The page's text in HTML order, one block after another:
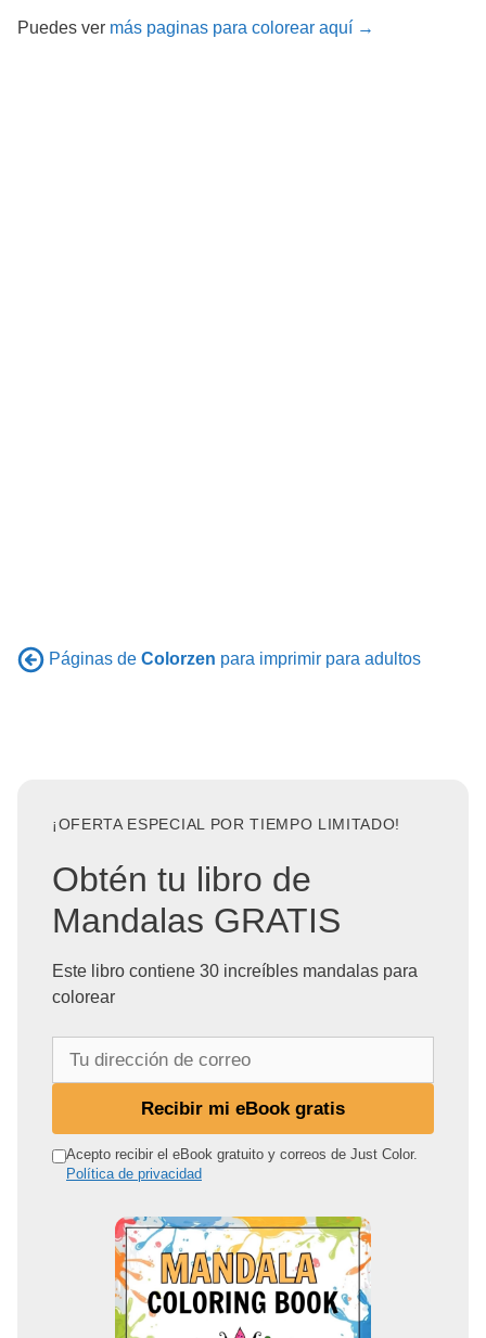
Puedes ver más paginas para colorear aquí →
Páginas de Colorzen para imprimir para adultos
¡OFERTA ESPECIAL POR TIEMPO LIMITADO!
Obtén tu libro de
Mandalas GRATIS
Este libro contiene 30 increíbles mandalas para
colorear
r
Recibir mi eBook gratis
Acepto recibir el eBook gratuito y correos de Just Color.
Política de privacidad